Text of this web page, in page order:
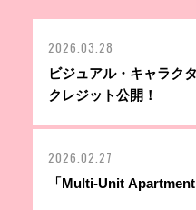
2026.03.28
ビジュアル・キャラク
クレジット公開！
2026.02.27
「Multi-Unit Apartment